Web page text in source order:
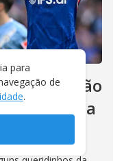
convocação
a Copa
para o Mundial
para
de
.